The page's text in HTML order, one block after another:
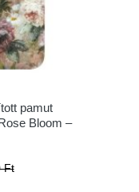
pamut
Bloom –
Ft